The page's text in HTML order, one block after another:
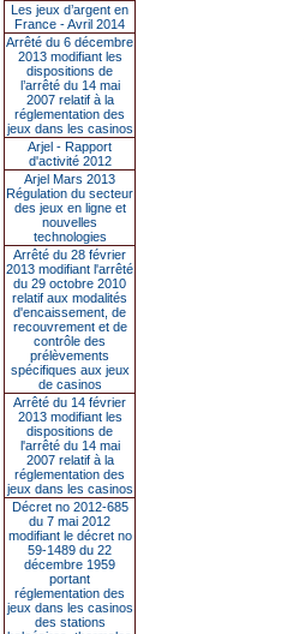
Les jeux d’argent en
France - Avril 2014
Arrêté du 6 décembre
2013 modifiant les
dispositions de
l’arrêté du 14 mai
2007 relatif à la
réglementation des
jeux dans les casinos
Arjel - Rapport
d'activité 2012
Arjel Mars 2013
Régulation du secteur
des jeux en ligne et
nouvelles
technologies
Arrêté du 28 février
2013 modifiant l'arrêté
du 29 octobre 2010
relatif aux modalités
d'encaissement, de
recouvrement et de
contrôle des
prélèvements
spécifiques aux jeux
de casinos
Arrêté du 14 février
2013 modifiant les
dispositions de
l'arrêté du 14 mai
2007 relatif à la
réglementation des
jeux dans les casinos
Décret no 2012-685
du 7 mai 2012
modifiant le décret no
59-1489 du 22
décembre 1959
portant
réglementation des
jeux dans les casinos
des stations